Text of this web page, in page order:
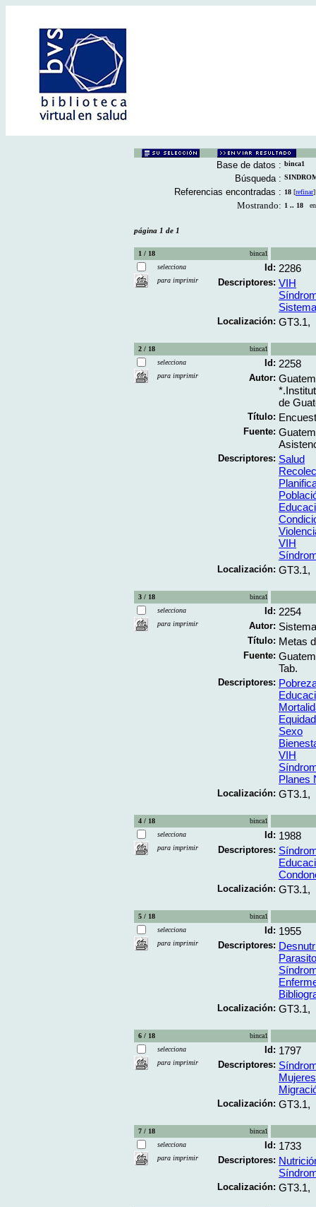
Base de datos : binca1
Búsqueda :
Referencias encontradas : 18 [refinar]
Mostrando: 1 .. 18 en
página 1 de 1
1 / 18
binca1
selecciona
para imprimir
Id: 2286
Descriptores: VIH
Localización: GT3.1,
2 / 18
binca1
selecciona
para imprimir
Id: 2258
Autor:
de
Título:
Fuente:
Descriptores: Salud
VIH
Localización: GT3.1,
3 / 18
binca1
selecciona
para imprimir
Id: 2254
Autor:
Título: Metas
Fuente:
Tab.
Descriptores:
Equidad
Sexo
VIH
Planes
Localización: GT3.1,
4 / 18
binca1
selecciona
para imprimir
Id: 1988
Descriptores:
Localización: GT3.1,
5 / 18
binca1
selecciona
para imprimir
Id: 1955
Descriptores:
Localización: GT3.1,
6 / 18
binca1
selecciona
para imprimir
Id: 1797
Descriptores:
Mujeres
Localización: GT3.1,
7 / 18
binca1
selecciona
para imprimir
Id: 1733
Descriptores:
Localización: GT3.1,